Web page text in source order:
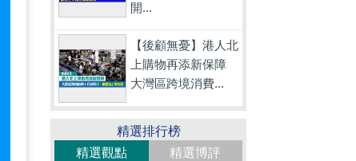
開...
【後顧無憂】港人北
上購物再添新保障
大灣區跨境消費...
精選排行榜
精選觀點
精選博評